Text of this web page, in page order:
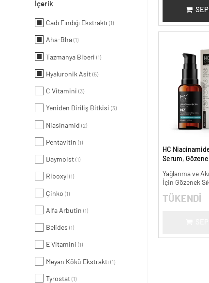
İçerik
Cadı Fındığı Ekstraktı (1)
Aha-Bha (1)
Tazmanya Biberi (1)
Hyaluronik Asit (5)
C Vitamini (3)
Yeniden Diriliş Bitkisi (3)
Niasinamid (2)
Pentavitin (1)
Daymoist (1)
Riboxyl (1)
Çinko (1)
Alfa Arbutin (1)
Belides (1)
E Vitamini (1)
Meyan Kökü Ekstraktı (1)
Tyrostat (1)
HC
Serum,
- 30 ml.
Yağlanma ve
İçin Gözenek
TÜKENDİ